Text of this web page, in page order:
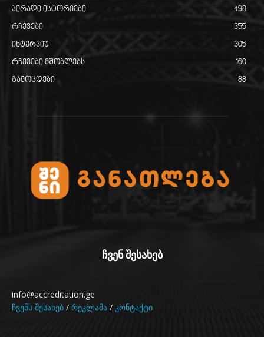
პირადი ისტორიები 498
რჩევები 355
ინტერვიუ 305
რჩევები მშობლებს 160
გამოცდები 88
ჩვენ შესახებ
info@accreditation.ge
ჩვენს შესახებ / რეკლამა / კონტაქტი